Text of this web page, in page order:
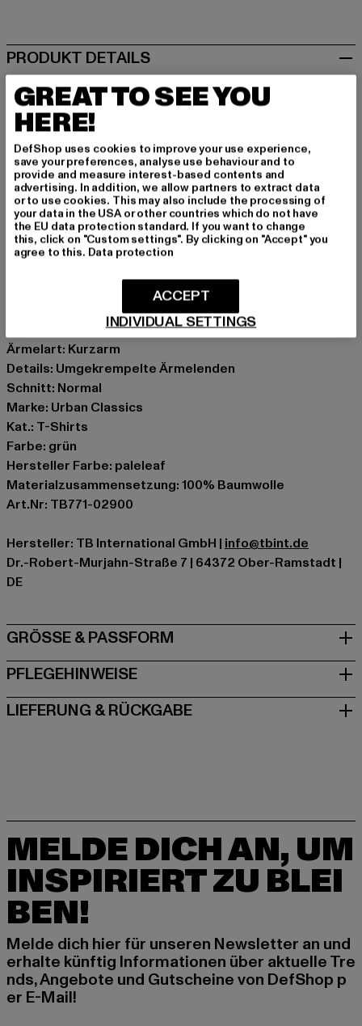
PRODUKT DETAILS
URBAN CLASSICS
Extended Shoulder
Dieses Ladies Extended Shoulder Tee von Urban
Classics ballert. Das Grün ist nicht zu übersehen und
macht sofort klar, dass du dein eigenes Ding machst. Aus
100 % Baumwolle, locker geschnitten und mit Rundhals –
Comfort ist hier King. Die verlängerten Schultern geben
dem Kurzarm-Fit den besonderen Twist, raw und
straight on point. Egal, ob auf dem Block oder im Studio,
Zeig, wer du bist, ohne viel Tamtam.
Anlass: Alltag, Bequem, Freizeit, Lässig, Casual, Basic
Ausschnitt: Rundhals
Ärmelart: Kurzarm
Details: Umgekrempelte Ärmelenden
Schnitt: Normal
Marke: Urban Classics
Kat.: T-Shirts
Farbe: grün
Hersteller Farbe: paleleaf
Materialzusammensetzung: 100% Baumwolle
Art.Nr: TB771-02900
Hersteller: TB International GmbH | info@tbint.de
Dr.-Robert-Murjahn-Straße 7 | 64372 Ober-Ramstadt |
DE
GRÖSSE & PASSFORM
PFLEGEHINWEISE
LIEFERUNG & RÜCKGABE
MELDE DICH AN, UM
INSPIRIERT ZU BLEI
BEN!
Melde dich hier für unseren Newsletter an und
erhalte künftig Informationen über aktuelle Tre
nds, Angebote und Gutscheine von DefShop p
er E-Mail!
GREAT TO SEE YOU
HERE!
DefShop uses cookies to improve your use experience,
save your preferences, analyse use behaviour and to
provide and measure interest-based contents and
advertising. In addition, we allow partners to extract data
or to use cookies. This may also include the processing of
your data in the USA or other countries which do not have
the EU data protection standard. If you want to change
this, click on "Custom settings". By clicking on "Accept" you
agree to this. Data protection
INDIVIDUAL SETTINGS
ACCEPT